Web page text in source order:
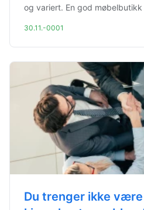
og variert. En god
30.11.-0001
Du trenger ikke